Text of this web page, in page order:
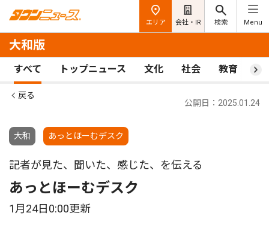
エリア 会社・IR 検索 Menu
大和版
すべて トップニュース 文化 社会 教育 ス
戻る
大和 あっとほーむデスク
公開日：2025.01.24
記者が見た、聞いた、感じた、を伝える
あっとほーむデスク
1月24日0:00更新